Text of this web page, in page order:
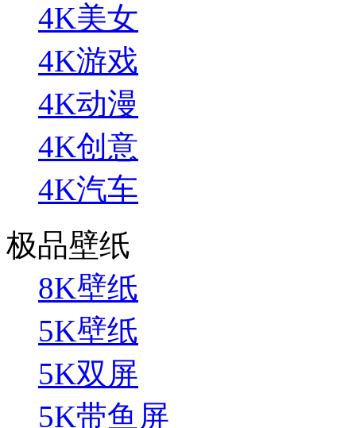
4K美女
4K游戏
4K动漫
4K创意
4K汽车
极品壁纸
8K壁纸
5K壁纸
5K双屏
5K带鱼屏